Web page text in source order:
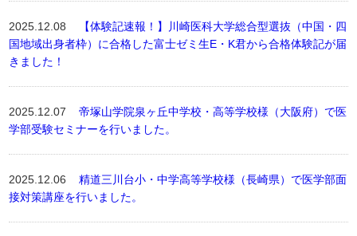
2025.12.08
【体験記速報！】川崎医科大学総合型選抜（中国・四
国地域出身者枠）に合格した富士ゼミ生E・K君から合格体験記が届
きました！
2025.12.07帝塚山学院泉ヶ丘中学校・高等学校様（大阪府）で医
学部受験セミナーを行いました。
2025.12.06精道三川台小・中学高等学校様（長崎県）で医学部面
接対策講座を行いました。